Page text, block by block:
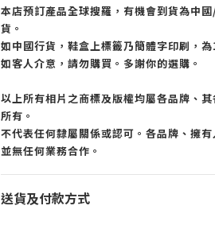
本店預訂產品全球搜羅，有機會到貨為中
貨。
如中國行貨，鞋盒上標籤乃簡體字印刷，
如客人介意，請勿購買。多謝你的選購。
以上所有相片之商標及版權均屬各品牌、
所有。
不代表任何隸屬關係或認可。各品牌、擁
並無任何業務合作。
送貨及付款方式